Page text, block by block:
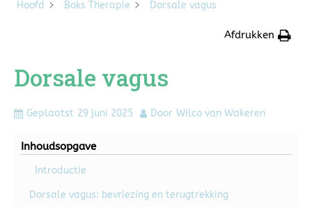
Hoofd
Boks Therapie Dorsale vagus
Afdrukken
Dorsale vagus
Geplaatst 29 juni 2025 Door Wilco van Wakeren
Inhoudsopgave
Introductie
Dorsale vagus: bevriezing en terugtrekking